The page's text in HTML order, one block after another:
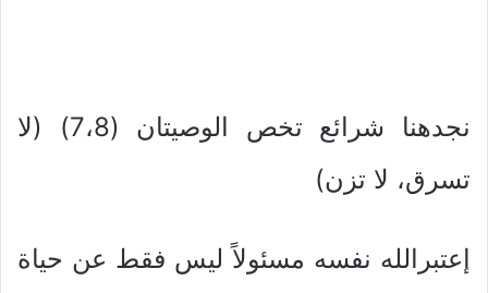
نجدهنا شرائع تخص الوصيتان (7،8) (لا
تسرق، لا تزن)
إعتبرالله نفسه مسئولاً ليس فقط عن حياة